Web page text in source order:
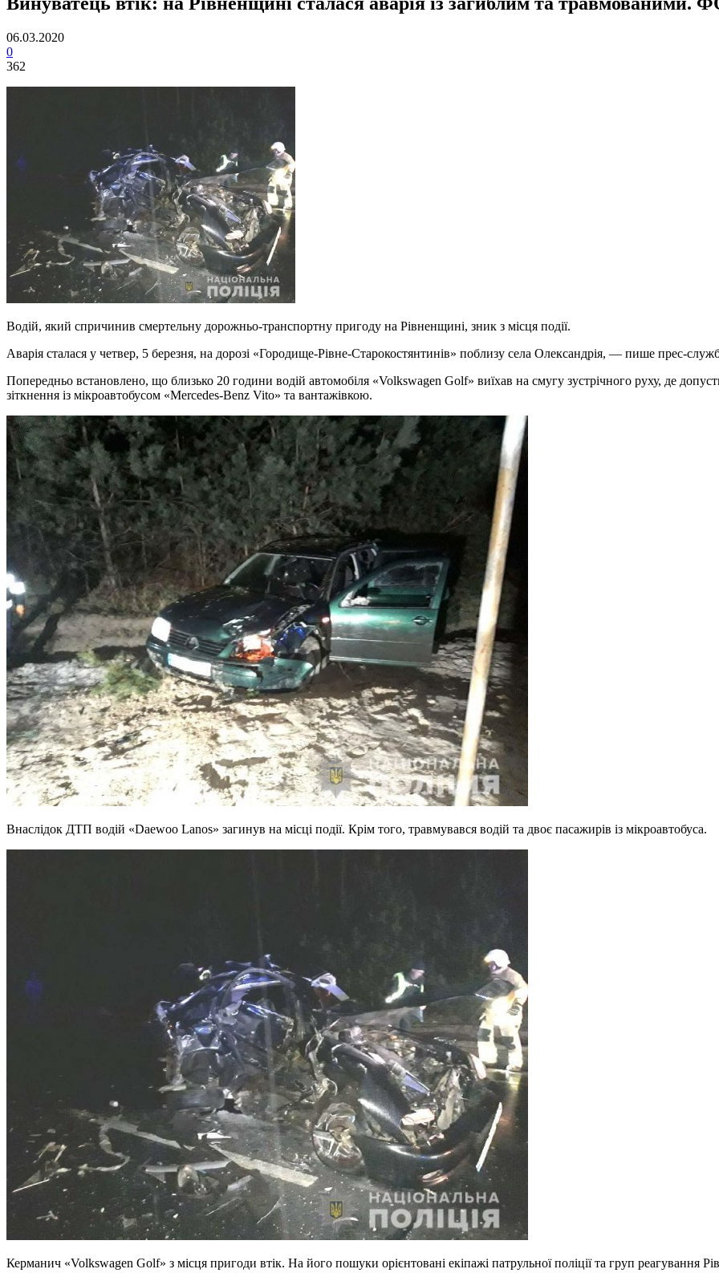
06.03.2020
0
362
Водій, який спричинив смертельну дорожньо-транспортну пригоду на Рівненщині, зник з місця події.
Аварія сталася у четвер, 5 березня, на дорозі «Городище-Рівне-Старокостянтинів» поблизу села Олександрія, — пише прес-
Попередньо встановлено, що близько 20 години водій автомобіля «Volkswagen Golf» виїхав на смугу зустрічного руху, де
зіткнення із мікроавтобусом «Mercedes-Benz Vito» та вантажівкою.
Внаслідок ДТП водій «Daewoo Lanos» загинув на місці події. Крім того, травмувався водій та двоє пасажирів із мікроавтобуса.
Керманич «Volkswagen Golf» з місця пригоди втік. На його пошуки орієнтовані екіпажі патрульної поліції та груп реагування